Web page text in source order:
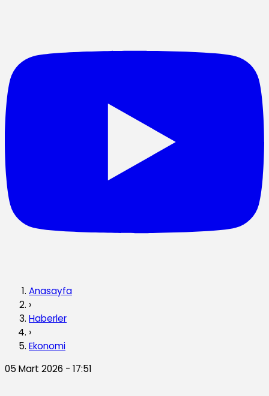
Anasayfa
›
Haberler
›
Ekonomi
05 Mart 2026 - 17:51